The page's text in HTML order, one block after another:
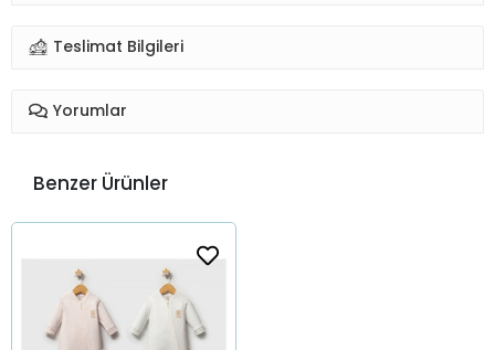
Teslimat Bilgileri
Yorumlar
Benzer Ürünler